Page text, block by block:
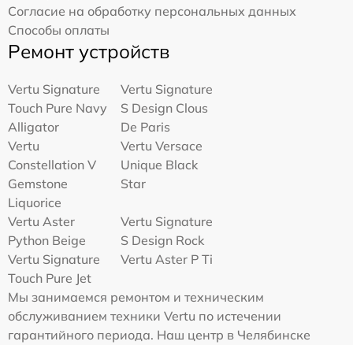
Согласие на обработку персональных данных
Способы оплаты
Ремонт устройств
Vertu Signature
Touch Pure Navy
Alligator
Vertu Signature
S Design Clous
De Paris
Vertu
Constellation V
Gemstone
Liquorice
Vertu Versace
Unique Black
Star
Vertu Aster
Python Beige
Vertu Signature
S Design Rock
Vertu Signature
Touch Pure Jet
Vertu Aster P Ti
Мы занимаемся ремонтом и техническим
обслуживанием техники Vertu по истечении
гарантийного периода. Наш центр в Челябинске